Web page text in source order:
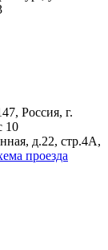
Россия, г.
10
д.22, стр.4А,
проезда